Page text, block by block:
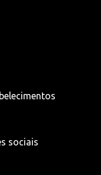
sociais